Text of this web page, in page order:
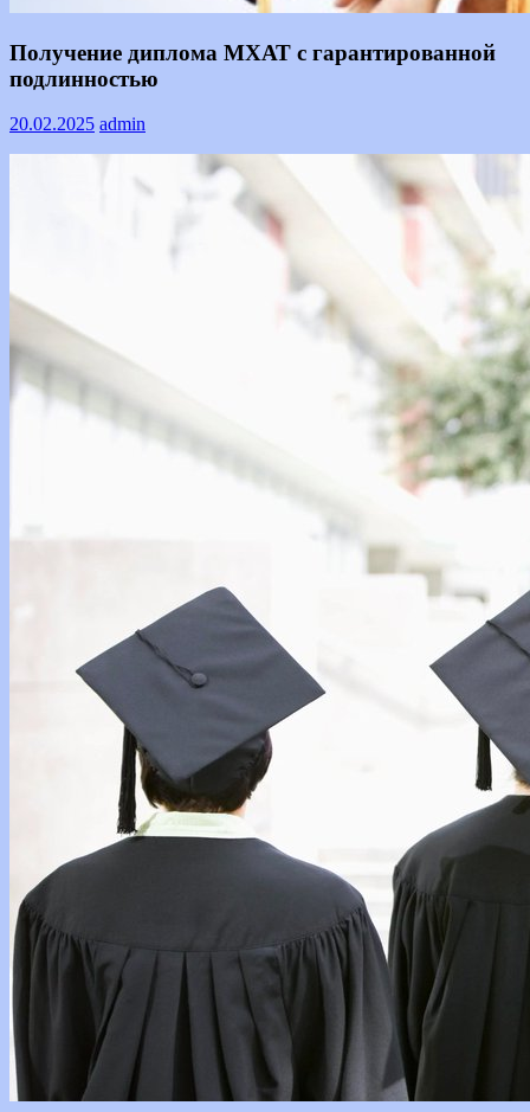
Информация
Получение диплома МХАТ с гарантированной
подлинностью
20.02.2025 admin